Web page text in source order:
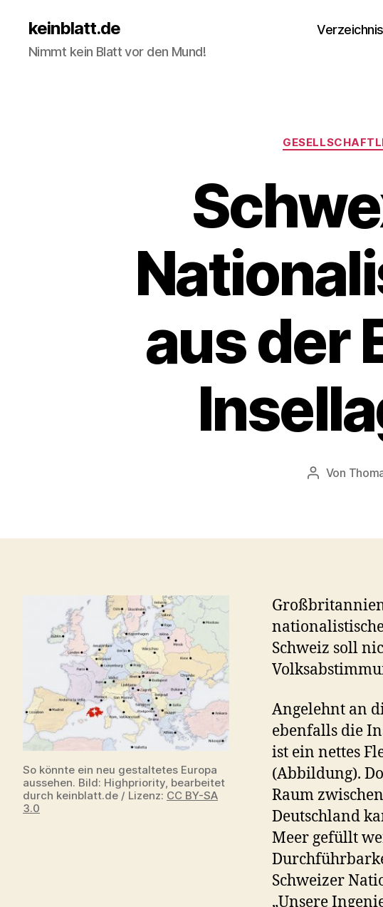
keinblatt.de
Nimmt kein Blatt vor den Mund!
aus der
Von
So könnte ein neu gestaltetes Europa
aussehen. Bild: Highpriority, bearbeitet
durch keinblatt.de / Lizenz: CC BY-SA
3.0
Schweiz soll
Angelehnt an
ebenfalls die
ist ein nettes
(Abbildung).
Raum
Deutschland
Meer gefüllt
Schweizer
„Unsere